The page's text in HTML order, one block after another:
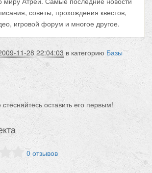
советы, прохождения квестов,
игровой форум и многое другое.
11-28 22:04:03 в категорию Базы
оставить его первым!
0 отзывов